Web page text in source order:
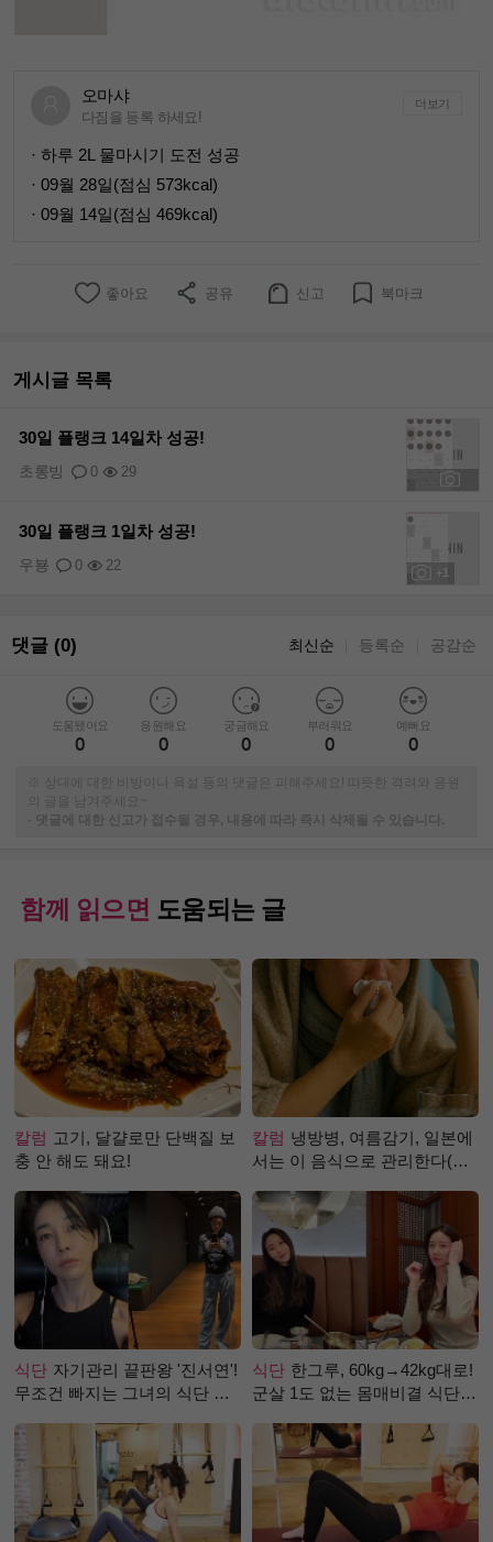
오마샤
다짐을 등록 하세요!
더보기
· 하루 2L 물마시기 도전 성공
· 09월 28일(점심 573kcal)
· 09월 14일(점심 469kcal)
좋아요 공유 신고 북마크
게시글 목록
30일 플랭크 14일차 성공!
0 29
초롱빙
+1
30일 플랭크 1일차 성공!
0 22
우뵹
댓글 (0) 최신순 등록순 공감순
도움됐어요
0
응원해요
0
궁금해요
0
부러워요
0
예뻐요
0
※ 상대에 대한 비방이나 욕설 등의 댓글은 피해주세요! 따뜻한 격려와 응원
-
댓글에 대한 신고가 접수될 경우, 내용에 따라 즉시 삭제될 수 있습니다.
함께 읽으면 도움되는 글
칼럼 고기, 달걀로만 단백질 보
충 안 해도 돼요!
칼럼 냉방병, 여름감기, 일본에
서는 이 음식으로 관리한다(생
식단 자기관리 끝판왕 '진서연'!
무조건 빠지는 그녀의 식단 정
식단 한그루, 60kg→42kg대로!
군살 1도 없는 몸매비결 식단